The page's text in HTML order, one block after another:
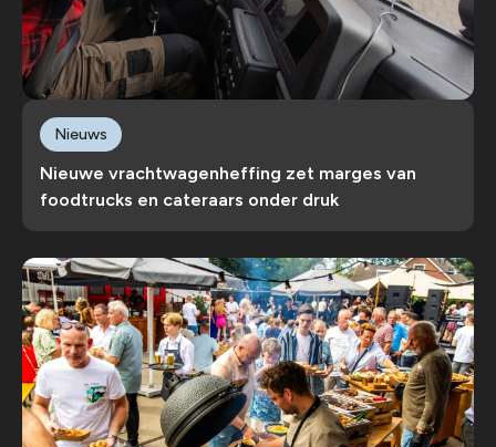
Nieuwe vrachtwagenheffing zet marges van
foodtrucks en cateraars onder druk
Nieuws